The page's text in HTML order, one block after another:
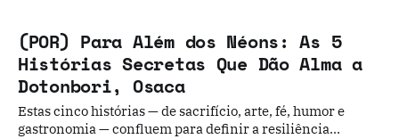
(POR) Para Além dos Néons: As 5
Histórias Secretas Que Dão Alma a
Dotonbori, Osaca
Estas cinco histórias — de sacrifício, arte, fé, humor e
gastronomia — confluem para definir a resiliência